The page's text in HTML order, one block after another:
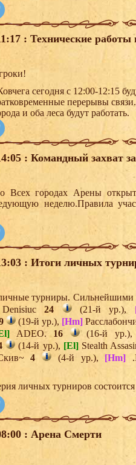
: Технические
сегодня с 12:00-12:15
перерывы связи.
и оба леса будут работать.
: Командный захват
Всех городах Арены
неделю.Правила
: Итоги личных
турниры. Сильнейшими
24 (21-й ур.),
(19-й ур.), [Hm]
ADEO. 16
(16-й
(14-й ур.), [El]Stealth
4 (4-й ур.), [Hm]
личных турниров состоится
: Арена Смерти